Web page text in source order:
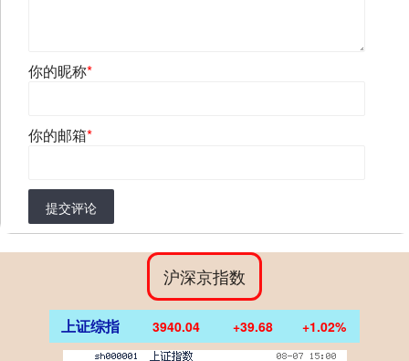
你的昵称*
你的邮箱*
提交评论
沪深京指数
上证综指 3940.04 +39.68 +1.02%